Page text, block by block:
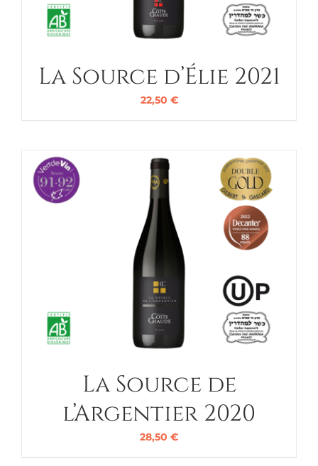
La Source d’Élie 2021
22,50 €
La Source de
l’Argentier 2020
28,50 €